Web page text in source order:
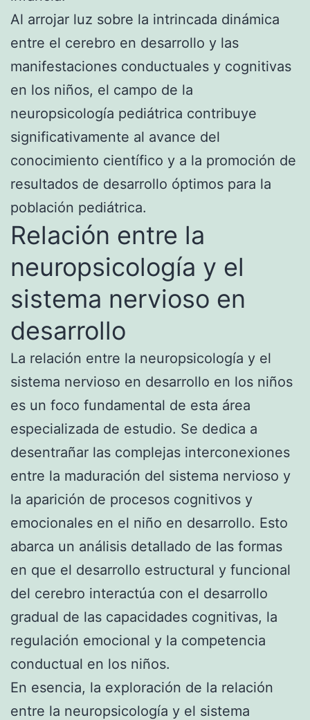
Al arrojar luz sobre la intrincada dinámica
entre el cerebro en desarrollo y las
manifestaciones conductuales y cognitivas
en los niños, el campo de la
neuropsicología pediátrica contribuye
significativamente al avance del
conocimiento científico y a la promoción de
resultados de desarrollo óptimos para la
población pediátrica.
Relación entre la
neuropsicología y el
sistema nervioso en
desarrollo
La relación entre la neuropsicología y el
sistema nervioso en desarrollo en los niños
es un foco fundamental de esta área
especializada de estudio. Se dedica a
desentrañar las complejas interconexiones
entre la maduración del sistema nervioso y
la aparición de procesos cognitivos y
emocionales en el niño en desarrollo. Esto
abarca un análisis detallado de las formas
en que el desarrollo estructural y funcional
del cerebro interactúa con el desarrollo
gradual de las capacidades cognitivas, la
regulación emocional y la competencia
conductual en los niños.
En esencia, la exploración de la relación
entre la neuropsicología y el sistema